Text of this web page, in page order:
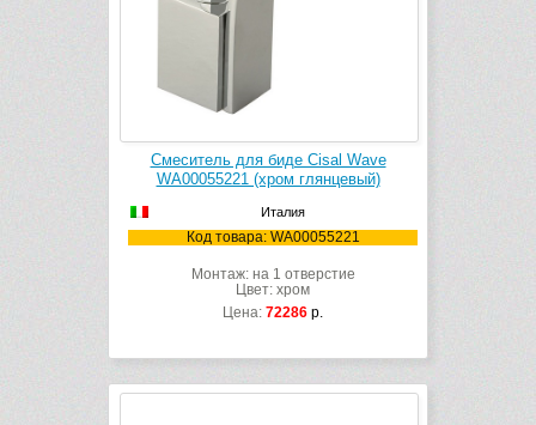
Смеситель для биде Cisal Wave
WA00055221 (хром глянцевый)
Италия
Код товара: WA00055221
Монтаж: на 1 отверстие
Цвет: хром
Цена: 72286 р.